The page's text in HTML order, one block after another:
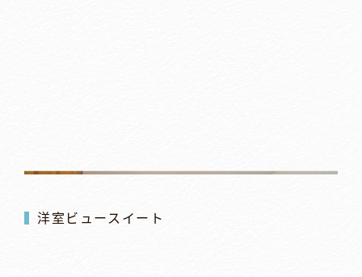
洋室ビュースイート